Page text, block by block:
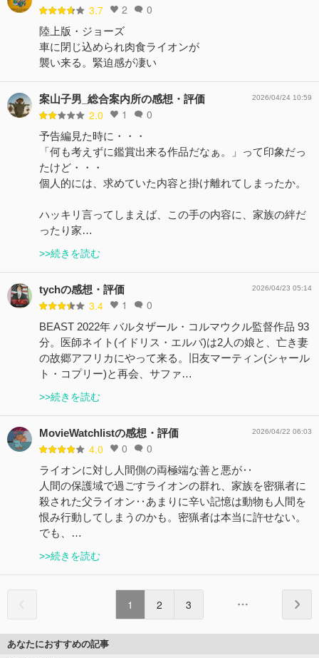
3.7 2 0
陸上版・ジョーズ
車に閉じ込められ肉食ライオンが
襲い来る。緊迫感が凄い
案山子男_総合案内所の感想・評価
2.0 1 0
2026/04/24 10:59
予告編見た時に・・・
「何も考えずに鑑賞出来る作品だなぁ。」って印象だっ
たけど・・・
個人的には、求めていた内容と掛け離れてしまったか。
ハッキリ言ってしまえば、この手の内容に、家族の絆だ
ったり家…
>>続きを読む
tychの感想・評価
3.4 1 0
2026/04/23 05:14
BEAST 2022年 バルタザール・コルマウクル監督作品 93
分。医師ネイト(イドリス・エルバ)は2人の娘と、亡き妻
の故郷アフリカにやって来る。旧友マーティン(シャール
ト・コプリー)と再会、サファ…
>>続きを読む
MovieWatchlistの感想・評価
4.0 0 0
2026/04/22 06:03
ライオンに対し人間側の両極端な善と悪が‥
人間の保護域で過ごすライオンの群れ、家族を密猟者に
殺された父ライオン‥あまりに辛い記憶は動物も人間を
恨み行動してしまうのかも。密猟者は本当に許せない。
でも、…
>>続きを読む
1 2 3
あなたにおすすめの記事